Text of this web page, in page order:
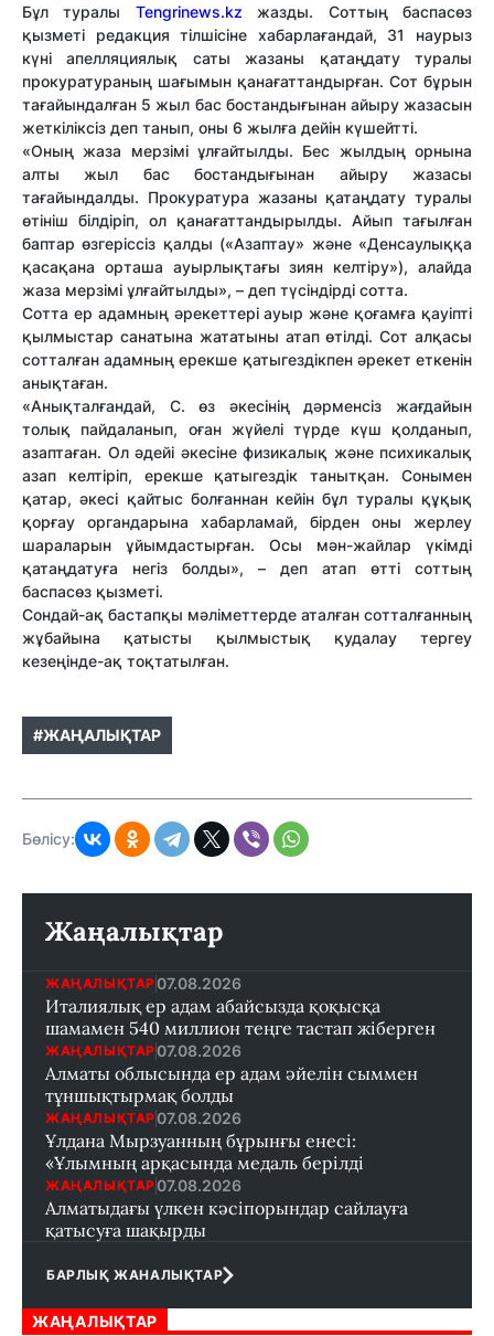
Бұл туралы Tengrinews.kz жазды. Соттың баспасөз
қызметі редакция тілшісіне хабарлағандай, 31 наурыз
күні апелляциялық саты жазаны қатаңдату туралы
прокуратураның шағымын қанағаттандырған. Сот бұрын
тағайындалған 5 жыл бас бостандығынан айыру жазасын
жеткіліксіз деп танып, оны 6 жылға дейін күшейтті.
«Оның жаза мерзімі ұлғайтылды. Бес жылдың орнына
алты жыл бас бостандығынан айыру жазасы
тағайындалды. Прокуратура жазаны қатаңдату туралы
өтініш білдіріп, ол қанағаттандырылды. Айып тағылған
баптар өзгеріссіз қалды («Азаптау» және «Денсаулыққа
қасақана орташа ауырлықтағы зиян келтіру»), алайда
жаза мерзімі ұлғайтылды», – деп түсіндірді сотта.
Сотта ер адамның әрекеттері ауыр және қоғамға қауіпті
қылмыстар санатына жататыны атап өтілді. Сот алқасы
сотталған адамның ерекше қатыгездікпен әрекет еткенін
анықтаған.
«Анықталғандай, С. өз әкесінің дәрменсіз жағдайын
толық пайдаланып, оған жүйелі түрде күш қолданып,
азаптаған. Ол әдейі әкесіне физикалық және психикалық
азап келтіріп, ерекше қатыгездік танытқан. Сонымен
қатар, әкесі қайтыс болғаннан кейін бұл туралы құқық
қорғау органдарына хабарламай, бірден оны жерлеу
шараларын ұйымдастырған. Осы мән-жайлар үкімді
қатаңдатуға негіз болды», – деп атап өтті соттың
баспасөз қызметі.
Сондай-ақ бастапқы мәліметтерде аталған сотталғанның
жұбайына қатысты қылмыстық қудалау тергеу
кезеңінде-ақ тоқтатылған.
#ЖАҢАЛЫҚТАР
Бөлісу:
Жаңалықтар
ЖАҢАЛЫҚТАР 07.08.2026
Италиялық ер адам абайсызда қоқысқа
шамамен 540 миллион теңге тастап жіберген
ЖАҢАЛЫҚТАР 07.08.2026
Алматы облысында ер адам әйелін сыммен
тұншықтырмақ болды
ЖАҢАЛЫҚТАР 07.08.2026
Ұлдана Мырзуанның бұрынғы енесі:
«Ұлымның арқасында медаль берілді
ЖАҢАЛЫҚТАР 07.08.2026
Алматыдағы үлкен кәсіпорындар сайлауға
қатысуға шақырды
БАРЛЫҚ ЖАНАЛЫҚТАР
ЖАҢАЛЫҚТАР